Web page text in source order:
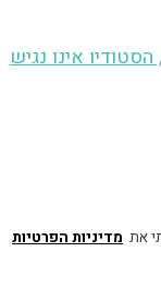
אינו נגיש
את מדיניות הפרטיות